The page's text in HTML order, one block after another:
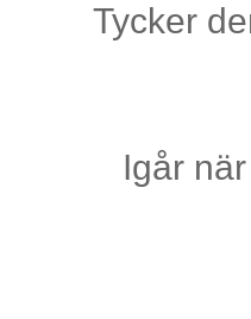
Tycker
Igår